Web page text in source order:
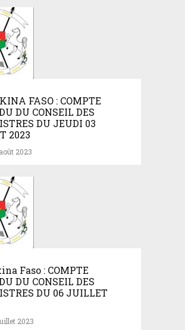
FASO : COMPTE
DU CONSEIL DES
DU JEUDI 03
2023
2023
Faso : COMPTE
DU CONSEIL DES
DU 06 JUILLET
2023